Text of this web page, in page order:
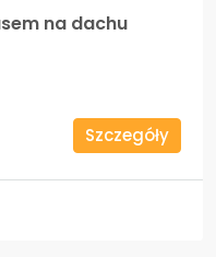
na dachu
Szczegóły